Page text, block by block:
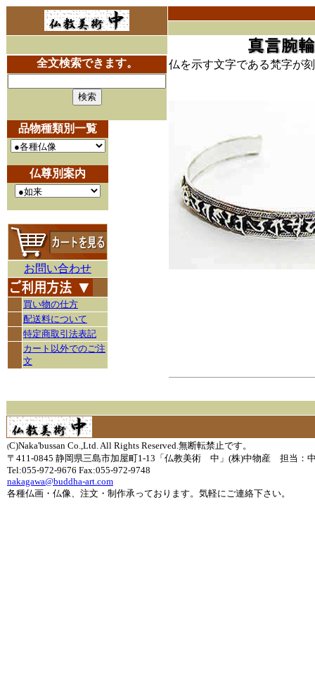
全文検索できます。
品物種類別一覧
仏尊別案内
お問い合わせ
買い物の仕方
配送料について
特定商取引法表記
カート以外でのご注
文
仏を示す文字である梵字が
(C)Naka'bussan Co.,Ltd. All Rights Reserved.無断転禁止です。
〒411-0845 静岡県三島市加屋町1-13「仏教美術 中」(株)中物産 担当：
Tel:055-972-9676 Fax:055-972-9748
nakagawa@buddha-art.com
各種仏画・仏像、注文・制作承っております。気軽にご連絡下さい。